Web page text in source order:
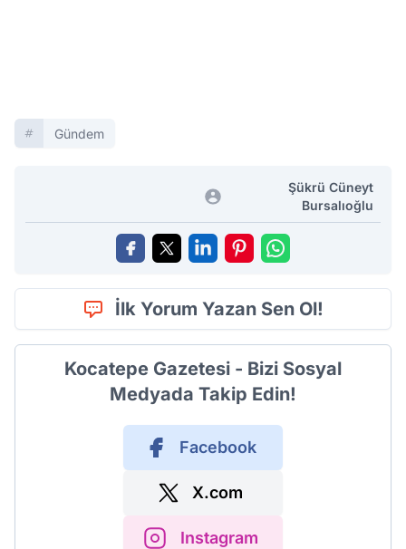
Gündem
Şükrü Cüneyt
Bursalıoğlu
İlk Yorum Yazan Sen Ol!
Kocatepe Gazetesi - Bizi Sosyal
Medyada Takip Edin!
Facebook
X.com
Instagram